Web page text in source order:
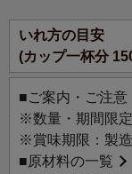
【アイスティーに
「おいしいお茶は
日本では約1%以
一人者、興梠（こ
30年以上、それ
てきたそのお茶は
清々しい香気に満
いれ方の目安
(カップ一杯分
■ご案内・ご注意
※数量・期間限定
※賞味期限：製
■原材料の一覧